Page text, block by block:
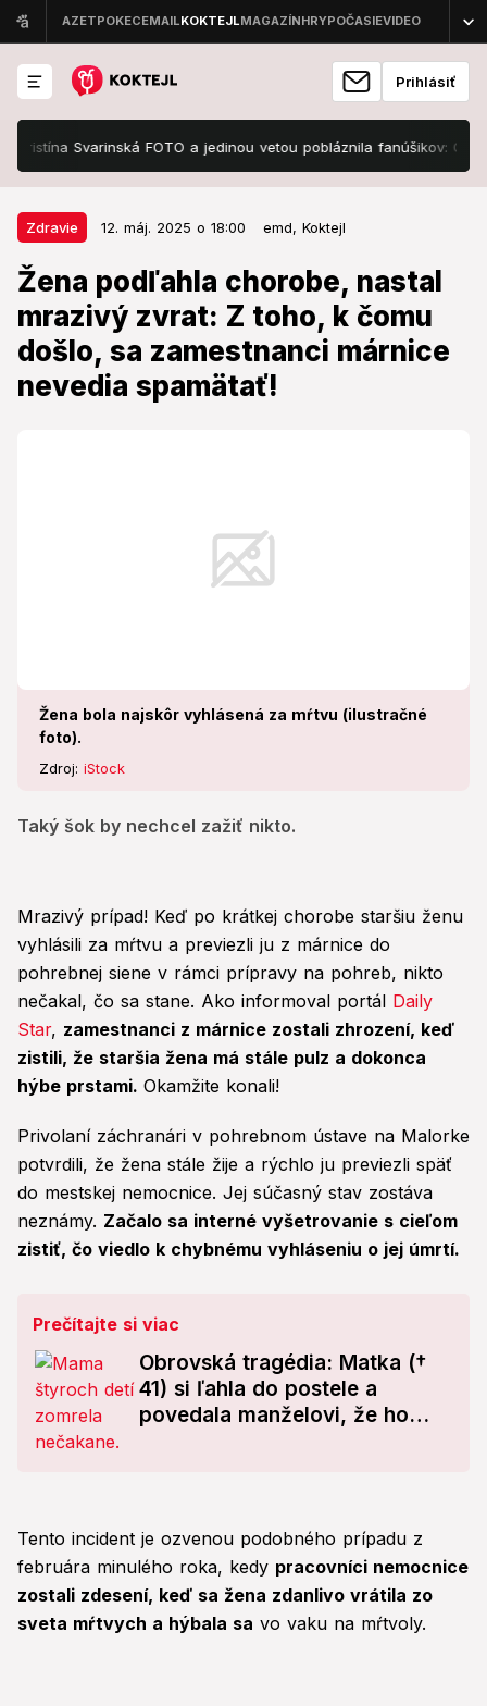
Prihlásiť
Svarinská FOTO a jedinou vetou pobláznila fanúšikov:
Zdravie 12. máj. 2025 o 18:00 emd, Koktejl
Žena podľahla chorobe, nastal
mrazivý zvrat: Z toho, k čomu
došlo, sa zamestnanci márnice
nevedia spamätať!
Žena bola najskôr vyhlásená za mŕtvu (ilustračné
foto).
Zdroj: iStock
Taký šok by nechcel zažiť nikto.
Zdravie 12. máj. 2025 o 18:00
Žena podľahla chorobe, nastal
mrazivý zvrat: Z toho, k čomu
došlo, sa zamestnanci márnice
nevedia spamätať!
Mrazivý prípad! Keď po krátkej chorobe staršiu ženu
vyhlásili za mŕtvu a previezli ju z márnice do
pohrebnej siene v rámci prípravy na pohreb, nikto
nečakal, čo sa stane. Ako informoval portál Daily
Star, zamestnanci z márnice zostali zhrození, keď
zistili, že staršia žena má stále pulz a dokonca
hýbe prstami. Okamžite konali!
Privolaní záchranári v pohrebnom ústave na Malorke
potvrdili, že žena stále žije a rýchlo ju previezli späť
do mestskej nemocnice. Jej súčasný stav zostáva
neznámy. Začalo sa interné vyšetrovanie s cieľom
zistiť, čo viedlo k chybnému vyhláseniu o jej úmrtí.
Prečítajte si viac
Obrovská tragédia: Matka (†
41) si ľahla do postele a
povedala manželovi, že ho
Tento incident je ozvenou podobného prípadu z
februára minulého roka, kedy pracovníci nemocnice
zostali zdesení, keď sa žena zdanlivo vrátila zo
sveta mŕtvych a hýbala sa vo vaku na mŕtvoly.